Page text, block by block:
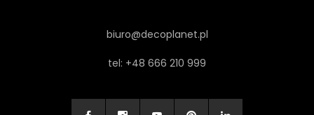
biuro@decoplanet.pl
tel: +48 666 210 999